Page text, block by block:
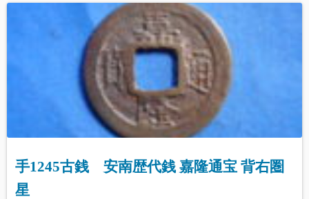
手1245古銭 安南歴代銭 嘉隆通宝 背右圏
星